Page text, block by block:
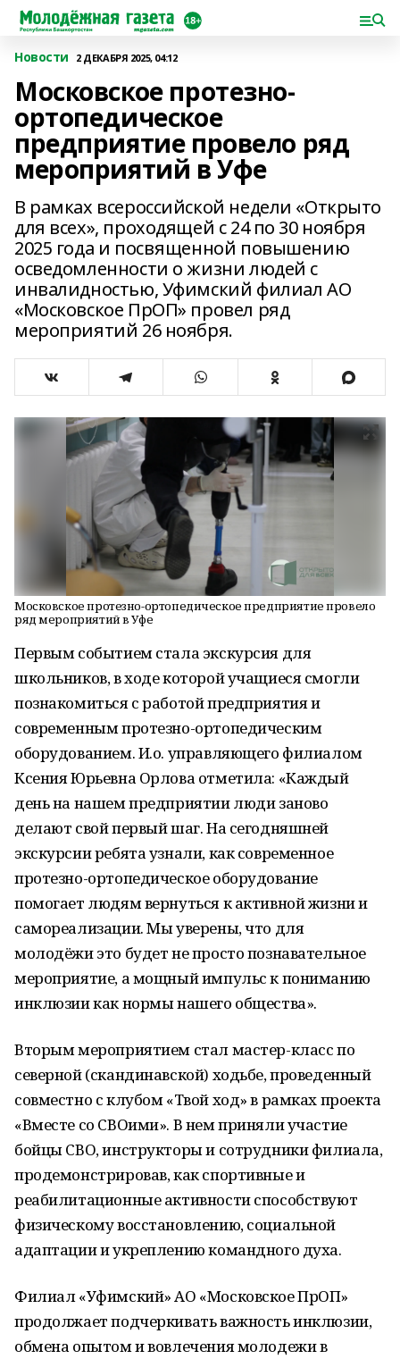
Новости 2 ДЕКАБРЯ 2025, 04:12
Московское протезно-
ортопедическое
предприятие провело ряд
мероприятий в Уфе
В рамках всероссийской недели «Открыто
для всех», проходящей с 24 по 30 ноября
2025 года и посвященной повышению
осведомленности о жизни людей с
инвалидностью, Уфимский филиал АО
«Московское ПрОП» провел ряд
мероприятий 26 ноября.
Московское протезно-ортопедическое предприятие провело
ряд мероприятий в Уфе
Первым событием стала экскурсия для
школьников, в ходе которой учащиеся смогли
познакомиться с работой предприятия и
современным протезно-ортопедическим
оборудованием. И.о. управляющего филиалом
Ксения Юрьевна Орлова отметила: «Каждый
день на нашем предприятии люди заново
делают свой первый шаг. На сегодняшней
экскурсии ребята узнали, как современное
протезно-ортопедическое оборудование
помогает людям вернуться к активной жизни и
самореализации. Мы уверены, что для
молодёжи это будет не просто познавательное
мероприятие, а мощный импульс к пониманию
инклюзии как нормы нашего общества».
Вторым мероприятием стал мастер-класс по
северной (скандинавской) ходьбе, проведенный
совместно с клубом «Твой ход» в рамках проекта
«Вместе со СВОими». В нем приняли участие
бойцы СВО, инструкторы и сотрудники филиала,
продемонстрировав, как спортивные и
реабилитационные активности способствуют
физическому восстановлению, социальной
адаптации и укреплению командного духа.
Филиал «Уфимский» АО «Московское ПрОП»
продолжает подчеркивать важность инклюзии,
обмена опытом и вовлечения молодежи в